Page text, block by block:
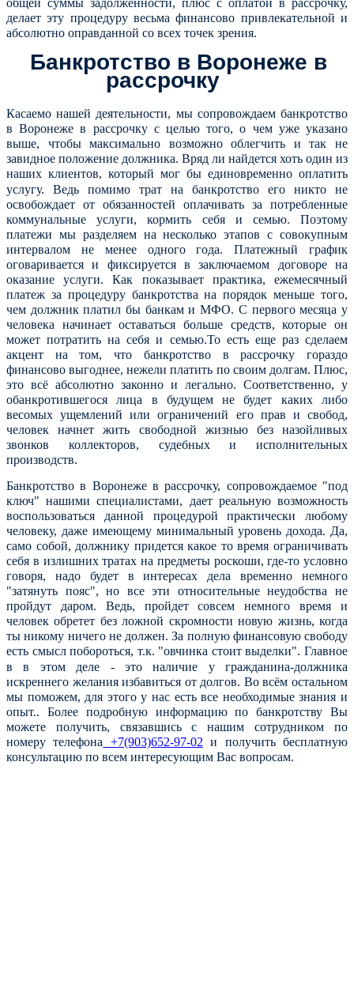
делает эту процедуру весьма финансово привлекательной и
абсолютно оправданной со всех точек зрения.
Банкротство в Воронеже в
рассрочку
Касаемо нашей деятельности, мы сопровождаем банкротство
в Воронеже в рассрочку с целью того, о чем уже указано
выше, чтобы максимально возможно облегчить и так не
завидное положение должника. Вряд ли найдется хоть один из
наших клиентов, который мог бы единовременно оплатить
услугу. Ведь помимо трат на банкротство его никто не
освобождает от обязанностей оплачивать за потребленные
коммунальные услуги, кормить себя и семью. Поэтому
платежи мы разделяем на несколько этапов с совокупным
интервалом не менее одного года. Платежный график
оговаривается и фиксируется в заключаемом договоре на
оказание услуги. Как показывает практика, ежемесячный
платеж за процедуру банкротства на порядок меньше того,
чем должник платил бы банкам и МФО. С первого месяца у
человека начинает оставаться больше средств, которые он
может потратить на себя и семью.То есть еще раз сделаем
акцент на том, что банкротство в рассрочку гораздо
финансово выгоднее, нежели платить по своим долгам. Плюс,
это всё абсолютно законно и легально. Соответственно, у
обанкротившегося лица в будущем не будет каких либо
весомых ущемлений или ограничений его прав и свобод,
человек начнет жить свободной жизнью без назойливых
звонков коллекторов, судебных и исполнительных
производств.
Банкротство в Воронеже в рассрочку, сопровождаемое "под
ключ" нашими специалистами, дает реальную возможность
воспользоваться данной процедурой практически любому
человеку, даже имеющему минимальный уровень дохода. Да,
само собой, должнику придется какое то время ограничивать
себя в излишних тратах на предметы роскоши, где-то условно
говоря, надо будет в интересах дела временно немного
"затянуть пояс", но все эти относительные неудобства не
пройдут даром. Ведь, пройдет совсем немного время и
человек обретет без ложной скромности новую жизнь, когда
ты никому ничего не должен. За полную финансовую свободу
есть смысл побороться, т.к. "овчинка стоит выделки". Главное
в в этом деле - это наличие у гражданина-должника
искреннего желания избавиться от долгов. Во всём остальном
мы поможем, для этого у нас есть все необходимые знания и
опыт.. Более подробную информацию по банкротству Вы
можете получить, связавшись с нашим сотрудником по
номеру телефона +7(903)652-97-02 и получить бесплатную
консультацию по всем интересующим Вас вопросам.